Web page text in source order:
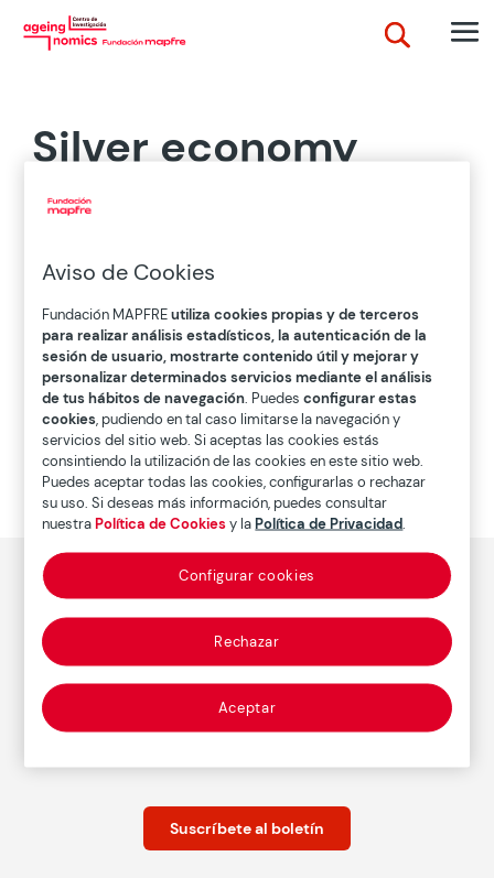
Silver economy
tracker
Se trata de una nueva metodología multidimensional
Pontificia Comillas que propone un indicador para
medir y comparar las oportunidades económicas de
laeconomía plateadacon una visión 360º,
realizando unmappingde todos los factores que
pueden influir en un país en la transición hacia
sociedades maduras y una comparativa del avance
de las oportunidades delenvejecimientoen los
distintos países.
Descubre el concepto Ageingnomics
Conócenos
Suscríbete al boletín
Aviso de Cookies
Fundación MAPFREutiliza cookies propias y de terceros
para realizar análisis estadísticos, la autenticación de la
sesión de usuario, mostrarte contenido útil y mejorar y
personalizar determinados servicios mediante el análisis
de tus hábitos de navegación . Puedesconfigurar estas
cookies , pudiendo en tal caso limitarse la navegación y
servicios del sitio web. Si aceptas las cookies estás
consintiendo la utilización de las cookies en este sitio web.
Puedes aceptar todas las cookies, configurarlas o rechazar
su uso. Si deseas más información, puedes consultar
nuestraPolítica de Cookiesy laPolítica de Privacidad
Rechazar
Aceptar
Configurar cookies